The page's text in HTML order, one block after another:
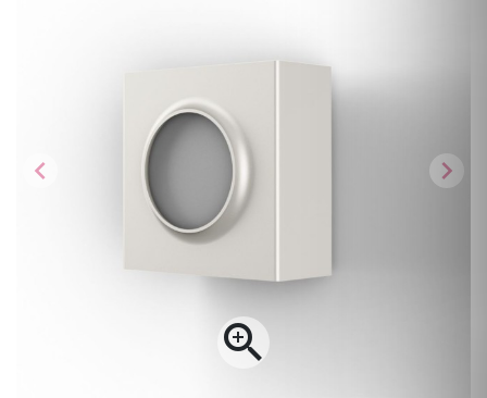
chevron_left

chevron_right